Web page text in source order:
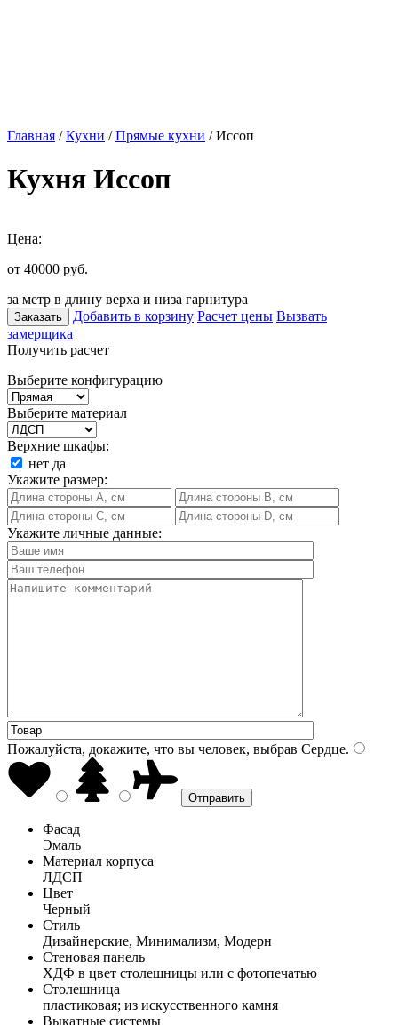
Главная /Кухни /Прямые кухни / Иссоп
Кухня Иссоп
Цена:
от 40000 руб.
за метр в длину верха и низа гарнитура
Заказать Добавить в корзину Расчет цены Вызвать
замерщика
Получить расчет
Выберите конфигурацию
Выберите материал
Верхние шкафы:
нет да
Укажите размер:
Укажите личные данные:
Пожалуйста, докажите, что вы человек, выбрав Сердце.
Фасад
Эмаль
Материал корпуса
ЛДСП
Цвет
Черный
Стиль
Дизайнерские, Минимализм, Модерн
Стеновая панель
ХДФ в цвет столешницы или с фотопечатью
Столешница
пластиковая; из искусственного камня
Выкатные системы